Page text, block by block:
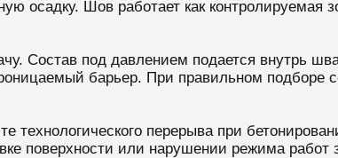
осадку. Шов работает как контролируемая
Состав под давлением подается внутрь
барьер. При правильном подборе
перерыва при
поверхности или нарушении режима работ